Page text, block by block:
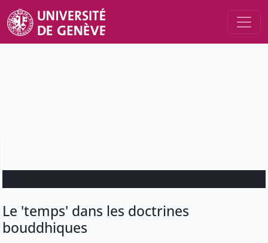
Le 'temps' dans les doctrines
bouddhiques